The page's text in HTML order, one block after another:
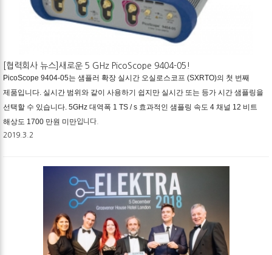
[협력회사 뉴스]새로운 5 GHz PicoScope 9404-05!
PicoScope 9404-05는 샘플러 확장 실시간 오실로스코프 (SXRTO)의 첫 번째
제품입니다. 실시간 범위와 같이 사용하기 쉽지만 실시간 또는 등가 시간 샘플링을
선택할 수 있습니다. 5GHz 대역폭 1 TS / s 효과적인 샘플링 속도 4 채널 12 비트
해상도 1700 만원 미만입니다.
2019.3.2